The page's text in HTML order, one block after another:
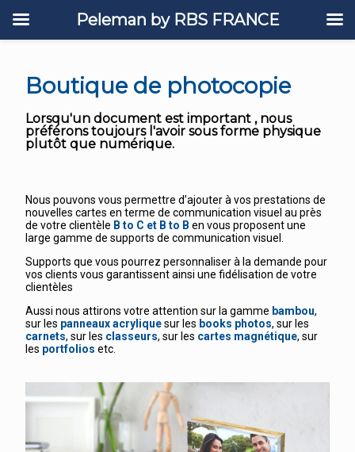
Boutique de photocopie
Lorsqu'un document est important , nous
préférons toujours l'avoir sous forme physique
plutôt que numérique.
Nous pouvons vous permettre d’ajouter à vos prestations de
nouvelles cartes en terme de communication visuel au près
de votre clientèle B to C et B to B en vous proposent une
large gamme de supports de communication visuel.
Supports que vous pourrez personnaliser à la demande pour
vos clients vous garantissent ainsi une fidélisation de votre
clientèles
Aussi nous attirons votre attention sur la gamme bambou,
sur les panneaux acryliquesur les books photos, sur les
carnets, sur les classeurs, sur les cartes magnétique, sur
les portfoliosetc.
Peleman by RBS FRANCE